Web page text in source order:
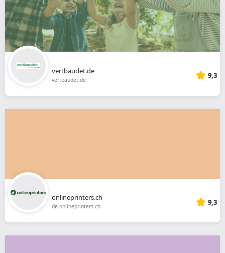
vertbaudet.de
vertbaudet.de 9,3
onlineprinters.ch
de.onlineprinters.ch 9,3